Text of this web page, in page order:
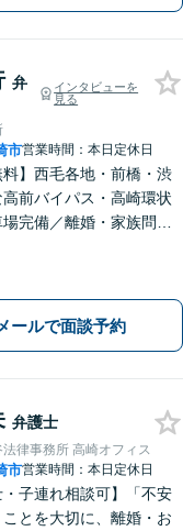
弁
インタビューを
見る
市営業時間：本日定休日
料】西毛各地・前橋・渋
高前バイパス・高崎環状
完備／離婚・家族問
を張り正しい手続で遺産
ールで面談予約
弁護士
律事務所 高崎オフィス
市営業時間：本日定休日
・子連れ相談可】「不安
とを大切に、離婚・お